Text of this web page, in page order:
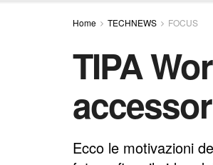
Home TECHNEWS FOCUS
TIPA
Ecco le motivazioni